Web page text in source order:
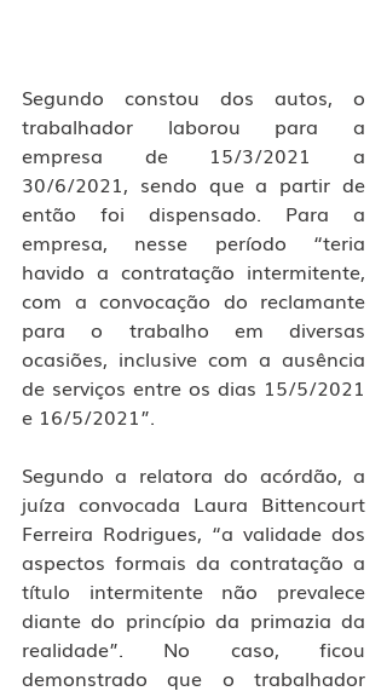
Segundo constou dos autos, o
trabalhador laborou para a
empresa de 15/3/2021 a
30/6/2021, sendo que a partir de
então foi dispensado. Para a
empresa, nesse período “teria
havido a contratação intermitente,
com a convocação do reclamante
para o trabalho em diversas
ocasiões, inclusive com a ausência
de serviços entre os dias 15/5/2021
e 16/5/2021”.
Segundo a relatora do acórdão, a
juíza convocada Laura Bittencourt
Ferreira Rodrigues, “a validade dos
aspectos formais da contratação a
título intermitente não prevalece
diante do princípio da primazia da
realidade”. No caso, ficou
demonstrado que o trabalhador